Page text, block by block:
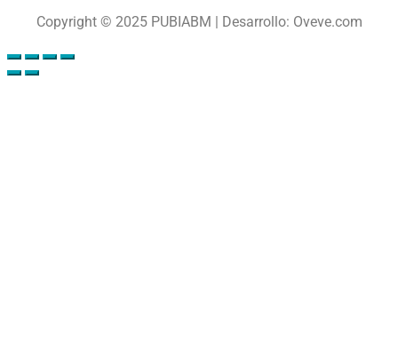
Copyright © 2025 PUBIABM | Desarrollo: Oveve.com